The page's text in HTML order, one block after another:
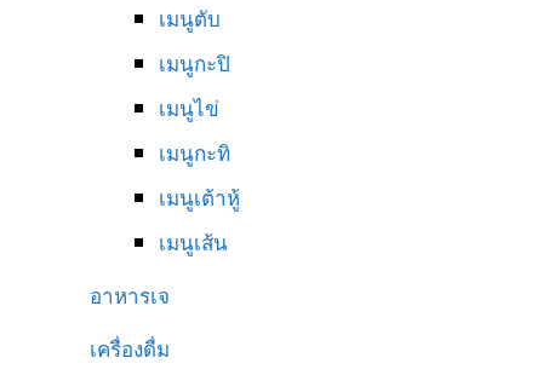
เมนูตับ
เมนูกะปิ
เมนูไข่
เมนูกะทิ
เมนูเต้าหู้
เมนูเส้น
อาหารเจ
เครื่องดื่ม